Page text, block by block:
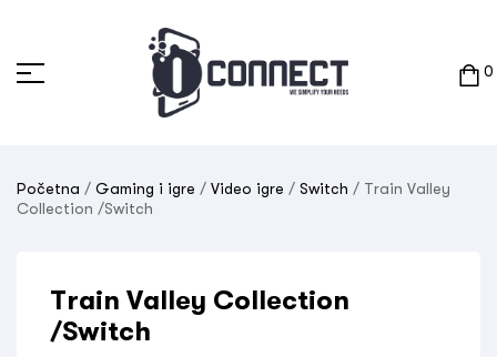
0
Početna / Gaming i igre / Video igre / Switch / Train Valley
Collection /Switch
Train Valley Collection
/Switch